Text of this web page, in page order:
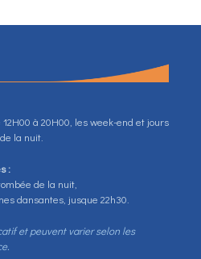
à 20H00, les week-end et jours
la nuit.
:
de la nuit,
dansantes, jusque 22h30.
et peuvent varier selon les